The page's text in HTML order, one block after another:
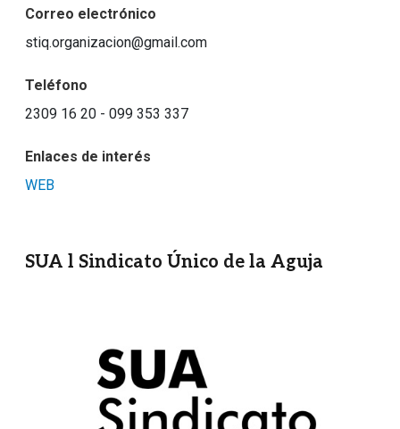
Correo electrónico
stiq.organizacion@gmail.com
Teléfono
2309 16 20 - 099 353 337
Enlaces de interés
WEB
SUA l Sindicato Único de la Aguja